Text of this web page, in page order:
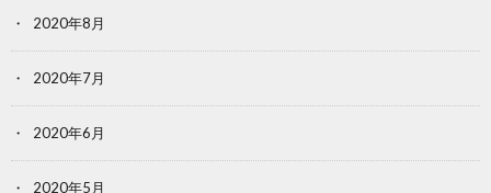
2020年8月
2020年7月
2020年6月
2020年5月